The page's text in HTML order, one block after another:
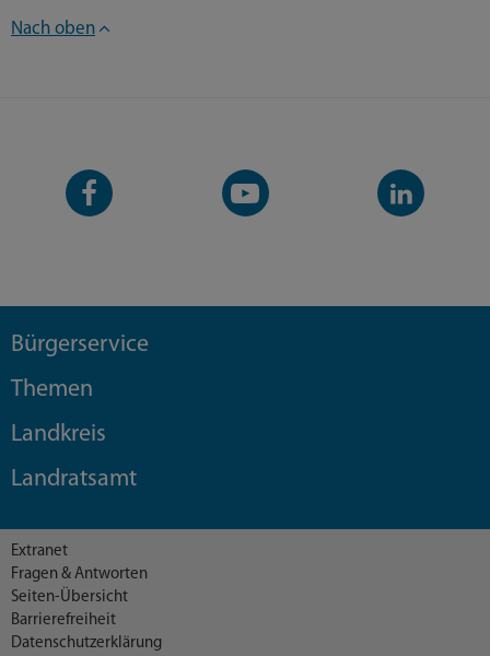
Nach oben
Facebook-
Seite
YouTube-
Kanal
LinkedIn-
Kanal
Bürgerservice
Themen
Landkreis
Landratsamt
Extranet
Fragen & Antworten
Seiten-Übersicht
Barrierefreiheit
Datenschutzerklärung